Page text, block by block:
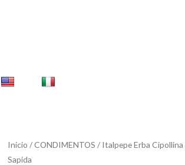
Inicio /CONDIMENTOS / Italpepe Erba
Sapida